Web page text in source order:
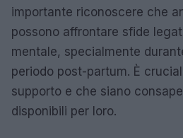
importante riconoscere che
possono affrontare sfide
mentale, specialmente
periodo post-partum. È
supporto e che siano
disponibili per loro.